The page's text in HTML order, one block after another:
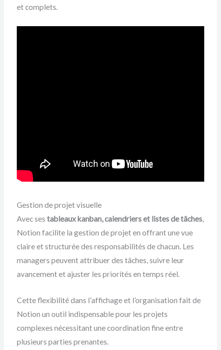
et complets.
Gestion de projet visuelle
Avec ses tableaux kanban, calendriers et listes de tâches,
Notion facilite la gestion de projet en offrant une vue
claire et structurée des responsabilités de chacun. Les
managers peuvent attribuer des tâches, suivre leur
avancement et ajuster les priorités en temps réel.
Cette flexibilité dans l’affichage et l’organisation fait de
Notion un outil indispensable pour les projets
complexes nécessitant une coordination fine entre
plusieurs parties prenantes.